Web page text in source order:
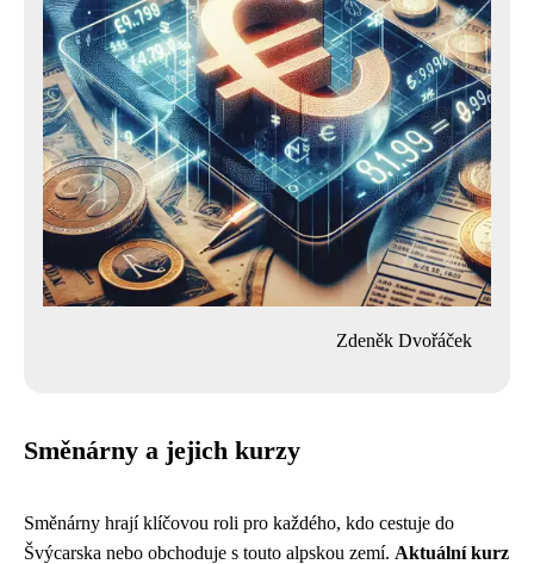
Zdeněk Dvořáček
Směnárny a jejich kurzy
Směnárny hrají klíčovou roli pro každého, kdo cestuje do
Švýcarska nebo obchoduje s touto alpskou zemí. Aktuální kurz